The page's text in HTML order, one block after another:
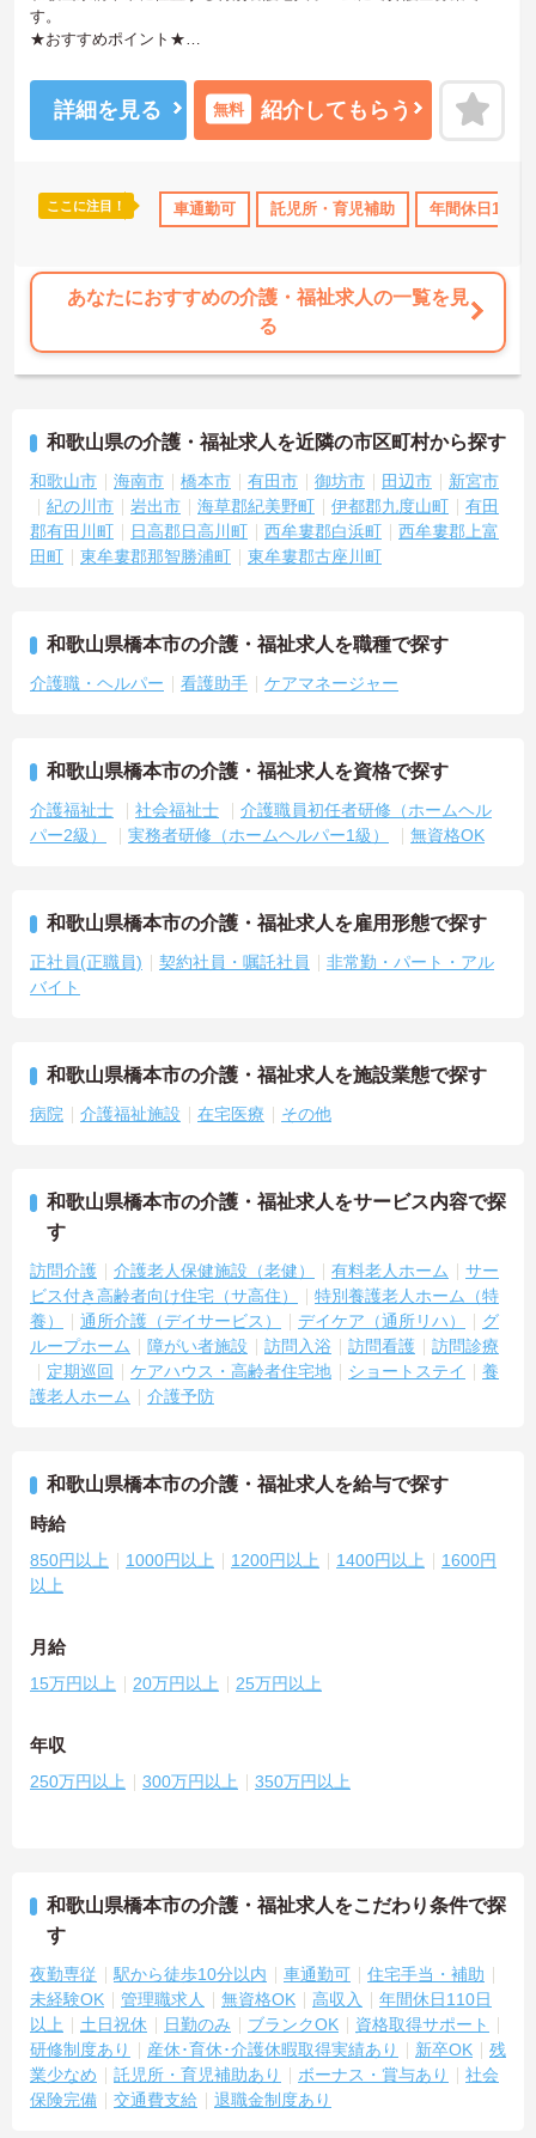
勤のみ ブランクOK 資格取得サポート 産休･育休･介護休暇取
す。
★おすすめポイント★
当や特定手当も上がります！
★定員140床の大規模なユニット型の特養！日中は約15名（2ユニッ
ト分）のご利用者様を4名の職員でケアします！
イルで指導員の元業務を覚えていきます！
★敷地内託児所が用意されていますので、子育て世代の方も安心し
環境が整っています。
ご興味のある方には、面接対策ポイントなど、さらに詳細をお話い
たしますので、お気軽にご相談ください。
詳細を見る 無料 紹介してもらう
ここに注目！ 車通勤可 託児所・育児補助 年間休日110日
あなたにおすすめの介護・福祉求人の一覧を見
る
和歌山県の介護・福祉求人を近隣の市区町村から探す
和歌山市 海南市 橋本市 有田市 御坊市 田辺市
新宮市
紀の川市
岩出市 海草郡紀美野町 伊都郡九度山町
有田
郡有田川町
日高郡日高川町 西牟婁郡白浜町
西牟婁郡上富
田町
東牟婁郡那智勝浦町 東牟婁郡古座川町
和歌山県橋本市の介護・福祉求人を職種で探す
介護職・ヘルパー 看護助手 ケアマネージャー
和歌山県橋本市の介護・福祉求人を資格で探す
介護福祉士 社会福祉士
介護職員初任者研修（ホームヘル
パー2級）
実務者研修（ホームヘルパー1級） 無資格OK
和歌山県橋本市の介護・福祉求人を雇用形態で探す
正社員(正職員) 契約社員・嘱託社員
非常勤・パート・アル
バイト
和歌山県橋本市の介護・福祉求人を施設業態で探す
病院 介護福祉施設 在宅医療 その他
和歌山県橋本市の介護・福祉求人をサービス内容で探
す
訪問介護 介護老人保健施設（老健） 有料老人ホーム
サー
ビス付き高齢者向け住宅（サ高住）
特別養護老人ホーム（特
養）
通所介護（デイサービス） デイケア（通所リハ）
グ
ループホーム
障がい者施設 訪問入浴 訪問看護
訪問診療
定期巡回
ケアハウス・高齢者住宅地 ショートステイ
養
護老人ホーム
介護予防
和歌山県橋本市の介護・福祉求人を給与で探す
時給
850円以上 1000円以上 1200円以上 1400円以上
1600円
以上
月給
15万円以上 20万円以上 25万円以上
年収
250万円以上 300万円以上 350万円以上
和歌山県橋本市の介護・福祉求人をこだわり条件で探
す
夜勤専従 駅から徒歩10分以内 車通勤可
住宅手当・補助
未経験OK
管理職求人 無資格OK 高収入
年間休日110日
以上
土日祝休 日勤のみ ブランクOK
資格取得サポート
研修制度あり
産休･育休･介護休暇取得実績あり 新卒OK
残
業少なめ
託児所・育児補助あり ボーナス・賞与あり
社会
保険完備
交通費支給 退職金制度あり